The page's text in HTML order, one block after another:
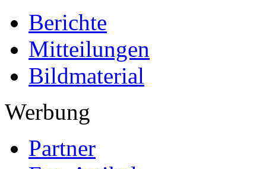
Berichte
Mitteilungen
Bildmaterial
Werbung
Partner